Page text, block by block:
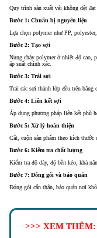
Quy trình sản xuất vải không dệt đạt
Bước 1: Chuẩn bị nguyên liệu
Lựa chọn polymer như PP,
Bước 2: Tạo sợi
Nung chảy polymer ở nhiệt độ cao,
áp suất chính xác.
Bước 3: Trải sợi
Trải các sợi thành lớp đều trên băng
Bước 4: Liên kết sợi
Áp dụng phương pháp liên kết phù
Bước 5: Xử lý hoàn thiện
Cắt, cuộn sản phẩm theo kích thước
Bước 6: Kiểm tra chất lượng
Kiểm tra độ dày, độ bền kéo, khả
Bước 7: Đóng gói và bảo quản
Đóng gói cẩn thận, bảo quản nơi
>>> XEM THÊM: